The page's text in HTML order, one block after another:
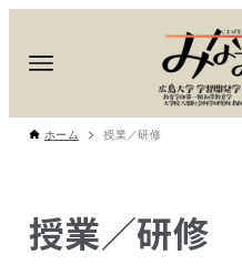
ホーム 授業／研修
授業／研修